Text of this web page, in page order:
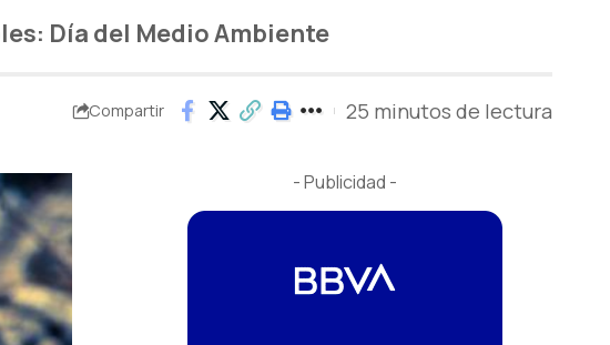
Día del Medio Ambiente
Compartir 25 minutos de lectura
- Publicidad -